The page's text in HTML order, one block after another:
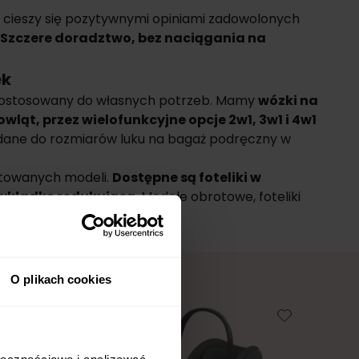
O plikach cookies
się pozytywnymi opiniami zadowolonych
doradztwo, bez naciągania na
do własnych potrzeb. Mamywózki na
przez wielofunkcyjne opcje 2w1, 3w1 i 4w1
do rozmiarów luku na bagaż podręczny w
modeli. Dostępne są foteliki w
redukującą.Modele obrotowe, foteliki